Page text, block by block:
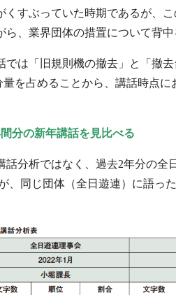
くすぶっていた時期であるが、
ら、業界団体の措置について背中
では「旧規則機の撤去」と「撤
量を占めることから、講話時点
分の新年講話を見比べる
話分析ではなく、過去2年分の
、同じ団体（全日遊連）に語